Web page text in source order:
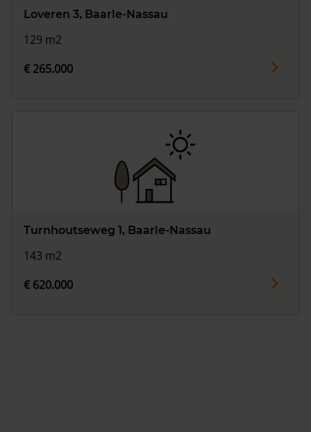
Loveren 3, Baarle-Nassau
129 m2
€ 265.000
Turnhoutseweg 1, Baarle-Nassau
143 m2
€ 620.000